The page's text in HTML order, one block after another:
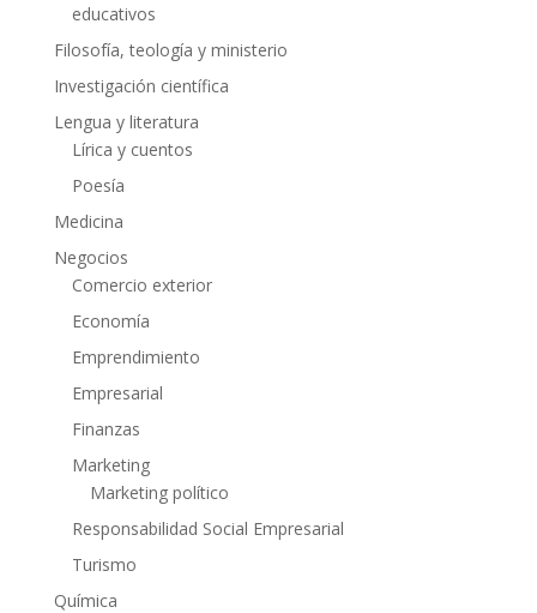
educativos
Filosofía, teología y ministerio
Investigación científica
Lengua y literatura
Lírica y cuentos
Poesía
Medicina
Negocios
Comercio exterior
Economía
Emprendimiento
Empresarial
Finanzas
Marketing
Marketing político
Responsabilidad Social Empresarial
Turismo
Química